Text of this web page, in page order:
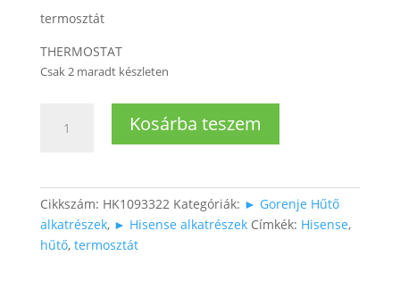
termosztát
THERMOSTAT
Csak 2 maradt készleten
Kosárba teszem
Cikkszám: HK1093322 Kategóriák: ► Gorenje Hűtő
alkatrészek, ► Hisense alkatrészek Címkék: Hisense,
hűtő, termosztát